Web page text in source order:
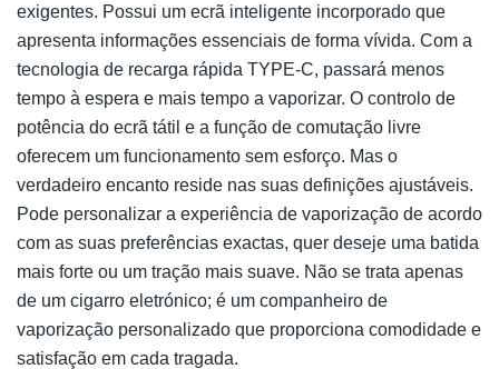
exigentes. Possui um ecrã inteligente incorporado que
apresenta informações essenciais de forma vívida. Com a
tecnologia de recarga rápida TYPE-C, passará menos
tempo à espera e mais tempo a vaporizar. O controlo de
potência do ecrã tátil e a função de comutação livre
oferecem um funcionamento sem esforço. Mas o
verdadeiro encanto reside nas suas definições ajustáveis.
Pode personalizar a experiência de vaporização de acordo
com as suas preferências exactas, quer deseje uma batida
mais forte ou um tração mais suave. Não se trata apenas
de um cigarro eletrónico; é um companheiro de
vaporização personalizado que proporciona comodidade e
satisfação em cada tragada.